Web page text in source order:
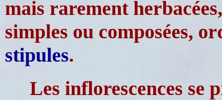
mais rarement
simples ou composées,
stipules.
Les inflorescences se